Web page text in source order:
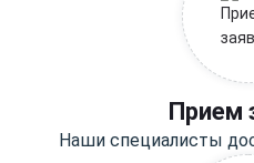
Прием
Наши специалисты